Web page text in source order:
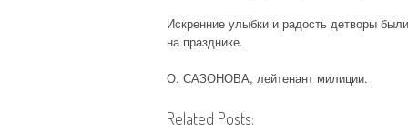
Искренние улыбки и радость детворы
на празднике.
О. САЗОНОВА, лейтенант милиции.
Related Posts: